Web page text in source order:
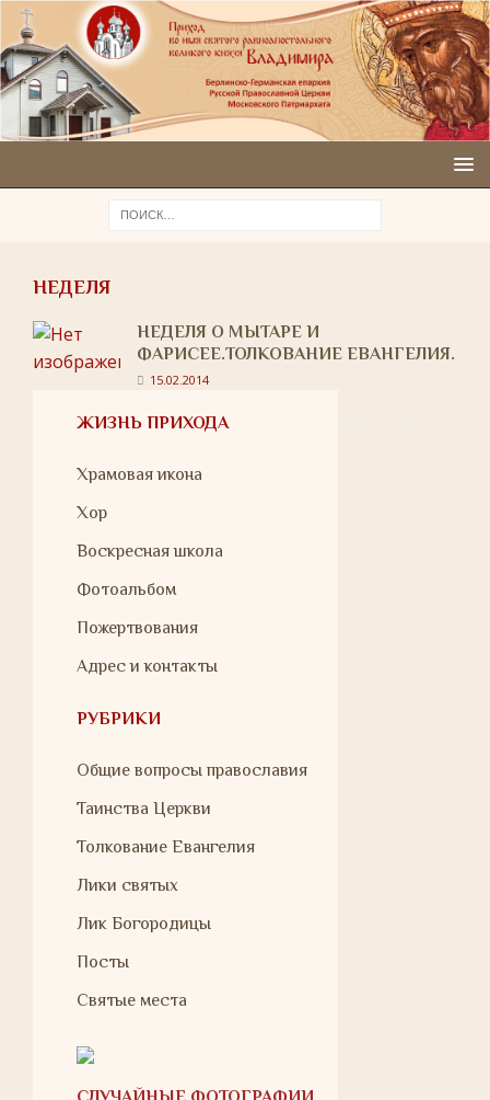
НЕДЕЛЯ
НЕДЕЛЯ О МЫТАРЕ И
ФАРИСЕЕ.ТОЛКОВАНИЕ ЕВАНГЕЛИЯ.
15.02.2014
ЖИЗНЬ ПРИХОДА
Храмовая икона
Хор
Воскресная школа
Фотоальбом
Пожертвования
Адрес и контакты
РУБРИКИ
Общие вопросы православия
Таинства Церкви
Толкование Евангелия
Лики святых
Лик Богородицы
Посты
Святые места